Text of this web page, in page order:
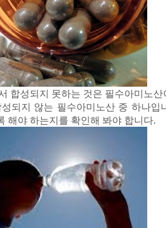
합성되지 못하는 것은 필수아미노
되지 않는 필수아미노산 중 하나입
해야 하는지를 확인해 봐야 합니다.